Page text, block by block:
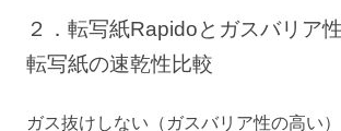
２．転写紙Rapidoとガスバリア
転写紙の速乾性比較
ガス抜けしない（ガスバリア性の高い